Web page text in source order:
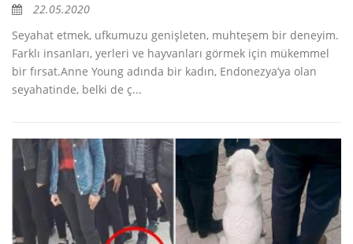
22.05.2020
Seyahat etmek, ufkumuzu genişleten, muhteşem bir deneyim.
Farklı insanları, yerleri ve hayvanları görmek için mükemmel
bir fırsat.Anne Young adında bir kadın, Endonezya’ya olan
seyahatinde, belki de ç...